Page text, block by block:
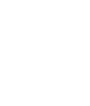
Publié par La